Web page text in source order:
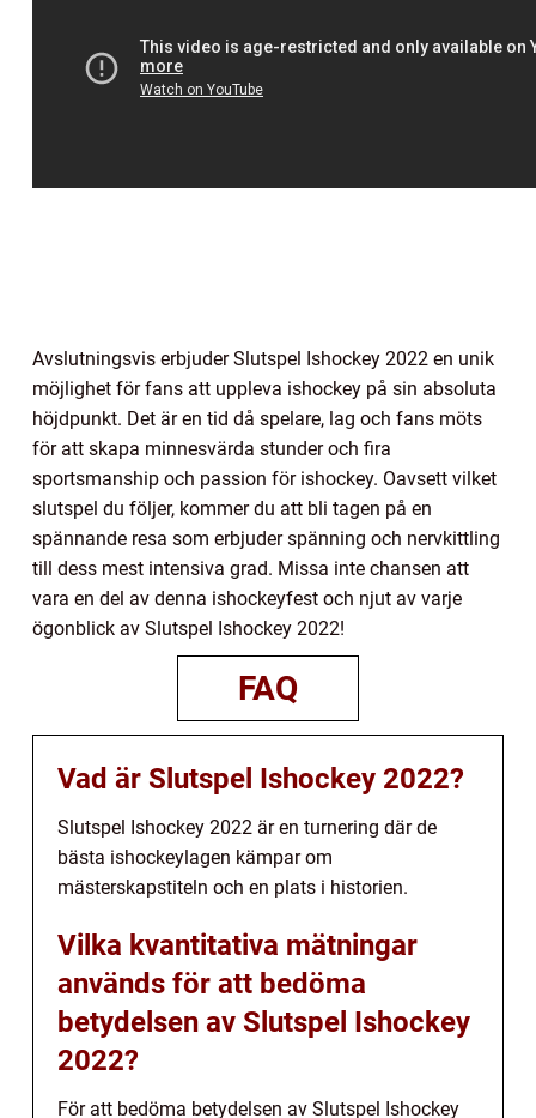
Avslutningsvis erbjuder Slutspel Ishockey 2022 en unik
möjlighet för fans att uppleva ishockey på sin absoluta
höjdpunkt. Det är en tid då spelare, lag och fans möts
för att skapa minnesvärda stunder och fira
sportsmanship och passion för ishockey. Oavsett vilket
slutspel du följer, kommer du att bli tagen på en
spännande resa som erbjuder spänning och nervkittling
till dess mest intensiva grad. Missa inte chansen att
vara en del av denna ishockeyfest och njut av varje
ögonblick av Slutspel Ishockey 2022!
FAQ
Vad är Slutspel Ishockey 2022?
Slutspel Ishockey 2022 är en turnering där de
bästa ishockeylagen kämpar om
mästerskapstiteln och en plats i historien.
Vilka kvantitativa mätningar
används för att bedöma
betydelsen av Slutspel Ishockey
2022?
För att bedöma betydelsen av Slutspel Ishockey